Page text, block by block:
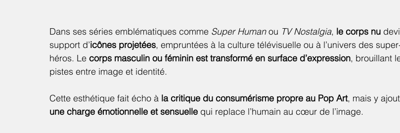
Dans ses séries emblématiques comme Super Human ou TV Nostalgia, le corps nu
support d’icônes projetées, empruntées à la culture télévisuelle ou à l’univers des
héros. Le corps masculin ou féminin est transformé en surface d’expression, brouillant
pistes entre image et identité.
Cette esthétique fait écho à la critique du consumérisme propre au Pop Art, mais y
une charge émotionnelle et sensuelle qui replace l’humain au cœur de l’image.